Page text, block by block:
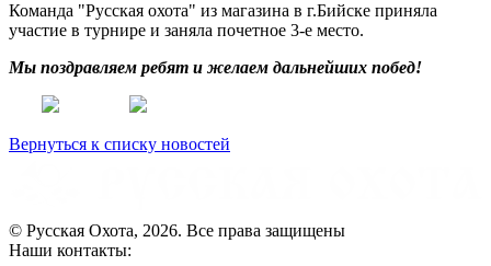
Команда "Русская охота" из магазина в г.Бийске приняла
участие в турнире и заняла почетное 3-е место.
Мы поздравляем ребят и желаем дальнейших побед!
Вернуться к списку новостей
© Русская Охота, 2026. Все права защищены
Наши контакты: